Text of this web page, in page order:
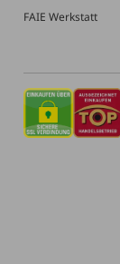
FAIE Werkstatt